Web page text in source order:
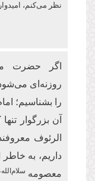
نظر می‌کنم،
اگر حضرت
روزنه‌ای
را بشناسیم؛
آن بزرگوار
الرئوف
داریم، به
معصومه